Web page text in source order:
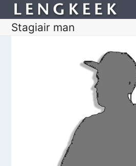
Stagiair man